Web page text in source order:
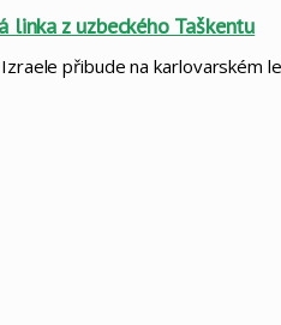
z uzbeckého Taškentu
přibude na karlovarském